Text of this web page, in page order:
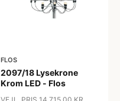
FLOS
2097/18 Lysekrone
Krom LED - Flos